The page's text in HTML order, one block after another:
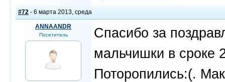
#72 - 6 марта 2013, среда
ANNAANDR
Посетитель
Спасибо за
мальчишки в сроке
Поторопились:(.